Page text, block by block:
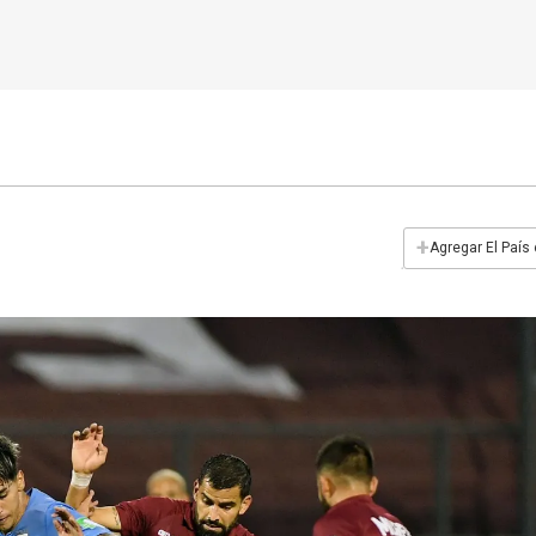
+Agregar El País